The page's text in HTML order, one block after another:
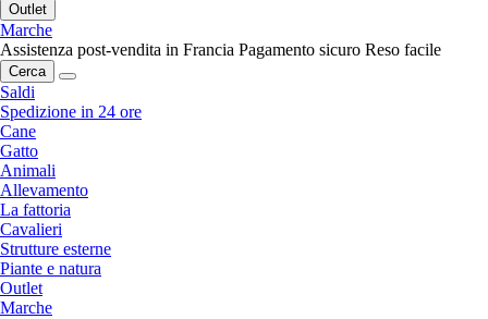
Outlet
Marche
Assistenza post-vendita in Francia Pagamento sicuro Reso facile
Cerca
Saldi
Spedizione in 24 ore
Cane
Gatto
Animali
Allevamento
La fattoria
Cavalieri
Strutture esterne
Piante e natura
Outlet
Marche